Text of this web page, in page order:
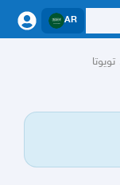
AR
تويوتا